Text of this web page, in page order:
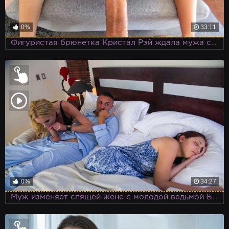
0% 33:11
Фигуристая брюнетка Кристал Рэй ждала мужа с работы в черных кружевных трусиках и облегающем белом топике
0% 34:27